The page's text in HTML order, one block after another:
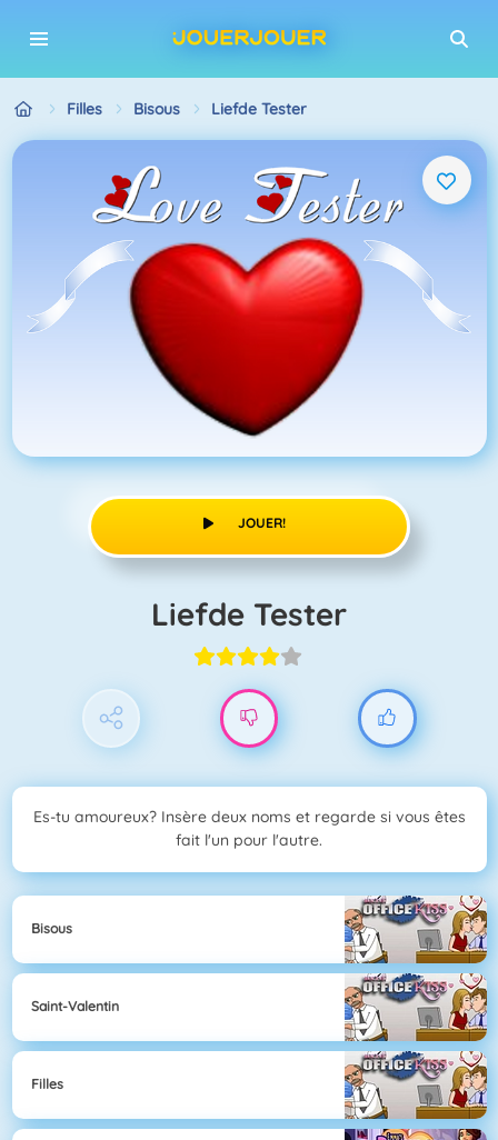
Filles Bisous Liefde Tester
JOUER!
Liefde Tester
Es-tu amoureux? Insère deux noms et regarde si vous êtes
fait l'un pour l'autre.
Bisous
Saint-Valentin
Filles